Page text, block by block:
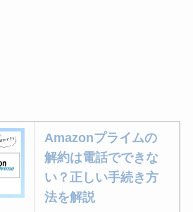
Amazonプライムの
解約は電話でできな
い？正しい手続き方
法を解説